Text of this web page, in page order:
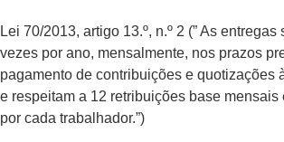
Lei 70/2013, artigo 13.º, n.º 2 (” As entregas
vezes por ano, mensalmente, nos prazos
pagamento de contribuições e quotizações
e respeitam a 12 retribuições base mensais
por cada trabalhador.”)